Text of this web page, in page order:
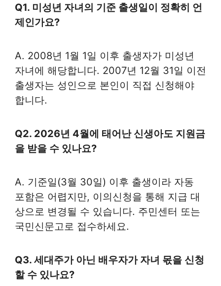
Q1. 미성년 자녀의 기준 출생일이 정확히 언
제인가요?
A. 2008년 1월 1일 이후 출생자가 미성년
자녀에 해당합니다. 2007년 12월 31일 이전
출생자는 성인으로 본인이 직접 신청해야
합니다.
Q2. 2026년 4월에 태어난 신생아도 지원금
을 받을 수 있나요?
A. 기준일(3월 30일) 이후 출생이라 자동
포함은 어렵지만, 이의신청을 통해 지급 대
상으로 변경될 수 있습니다. 주민센터 또는
국민신문고로 접수하세요.
Q3. 세대주가 아닌 배우자가 자녀 몫을 신청
할 수 있나요?